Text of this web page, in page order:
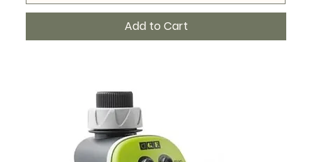
Add to Cart